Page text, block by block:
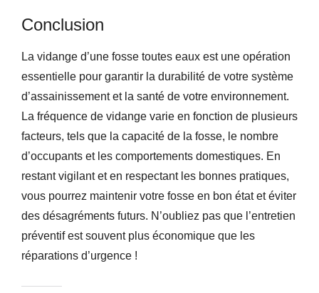
Conclusion
La vidange d’une fosse toutes eaux est une opération
essentielle pour garantir la durabilité de votre système
d’assainissement et la santé de votre environnement.
La fréquence de vidange varie en fonction de plusieurs
facteurs, tels que la capacité de la fosse, le nombre
d’occupants et les comportements domestiques. En
restant vigilant et en respectant les bonnes pratiques,
vous pourrez maintenir votre fosse en bon état et éviter
des désagréments futurs. N’oubliez pas que l’entretien
préventif est souvent plus économique que les
réparations d’urgence !